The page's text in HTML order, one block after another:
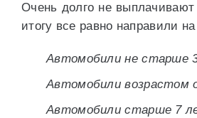
Очень долго не
итогу все равно направили
Автомобили не старше
Автомобили возрастом
Автомобили старше 7